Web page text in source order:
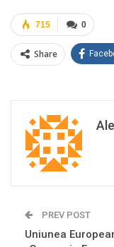
0
715
Share
PREV POST
Uniunea